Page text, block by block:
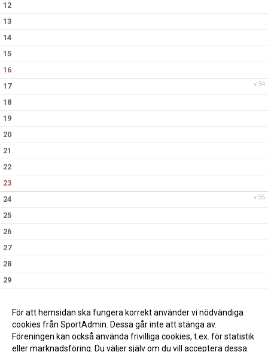
12
13
14
15
16
v.34
17
18
19
20
21
22
23
v.35
24
25
26
27
28
29
För att hemsidan ska fungera korrekt använder vi nödvändiga
cookies från SportAdmin. Dessa går inte att stänga av.
Föreningen kan också använda frivilliga cookies, t.ex. för statistik
eller marknadsföring. Du väljer själv om du vill acceptera dessa.